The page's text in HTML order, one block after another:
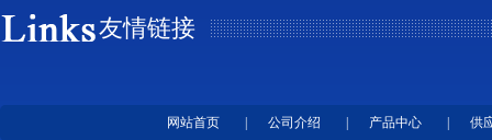
友情链接
网站首页 公司介绍 产品中心 供